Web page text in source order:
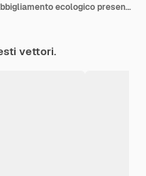
Concetto di moda sostenibile abbigliamento ecologico presentato da figure accanto a un riciclaggio
vettori.